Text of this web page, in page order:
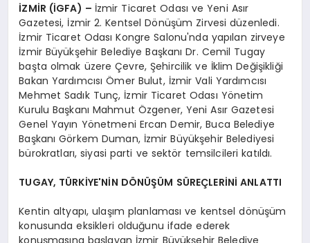
İZMİR (İGFA) – İzmir Ticaret Odası ve Yeni Asır
Gazetesi, İzmir 2. Kentsel Dönüşüm Zirvesi düzenledi.
İzmir Ticaret Odası Kongre Salonu'nda yapılan zirveye
İzmir Büyükşehir Belediye Başkanı Dr. Cemil Tugay
başta olmak üzere Çevre, Şehircilik ve İklim Değişikliği
Bakan Yardımcısı Ömer Bulut, İzmir Vali Yardımcısı
Mehmet Sadık Tunç, İzmir Ticaret Odası Yönetim
Kurulu Başkanı Mahmut Özgener, Yeni Asır Gazetesi
Genel Yayın Yönetmeni Ercan Demir, Buca Belediye
Başkanı Görkem Duman, İzmir Büyükşehir Belediyesi
bürokratları, siyasi parti ve sektör temsilcileri katıldı.
TUGAY, TÜRKİYE'NİN DÖNÜŞÜM SÜREÇLERİNİ ANLATTI
Kentin altyapı, ulaşım planlaması ve kentsel dönüşüm
konusunda eksikleri olduğunu ifade ederek
konuşmasına başlayan İzmir Büyükşehir Belediye